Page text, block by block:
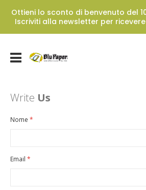
Ottieni lo sconto di benvenuto del
Iscriviti alla newsletter per
Toggle
Write Us
Nome
Email